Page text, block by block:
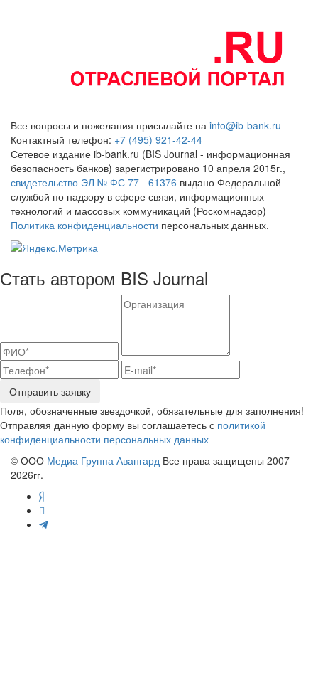
Все вопросы и пожелания присылайте на info@ib-bank.ru
Контактный телефон: +7 (495) 921-42-44
Сетевое издание ib-bank.ru (BIS Journal - информационная
безопасность банков) зарегистрировано 10 апреля 2015г.,
свидетельство ЭЛ № ФС 77 - 61376 выдано Федеральной
службой по надзору в сфере связи, информационных
технологий и массовых коммуникаций (Роскомнадзор)
Политика конфиденциальности персональных данных.
Стать автором BIS Journal
Отправить заявку
Поля, обозначенные звездочкой, обязательные для заполнения!
Отправляя данную форму вы соглашаетесь с политикой
конфиденциальности персональных данных
© ООО Медиа Группа Авангард Все права защищены 2007-
2026гг.